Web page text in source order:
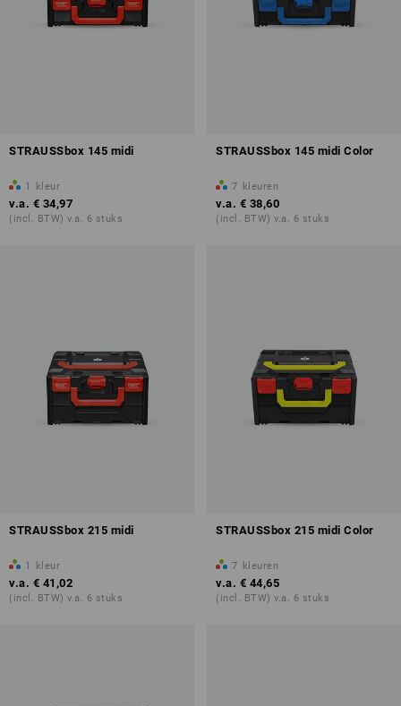
STRAUSSbox 145 midi
1 kleur
v.a. € 34,97
(incl. BTW) v.a. 6 stuks
STRAUSSbox 145 midi Color
7 kleuren
v.a. € 38,60
(incl. BTW) v.a. 6 stuks
STRAUSSbox 215 midi
1 kleur
v.a. € 41,02
(incl. BTW) v.a. 6 stuks
STRAUSSbox 215 midi Color
7 kleuren
v.a. € 44,65
(incl. BTW) v.a. 6 stuks